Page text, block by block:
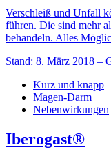
Verschleiß und Unfall
führen. Die sind mehr
behandeln. Alles
Stand: 8. März 2018 –
Kurz und knapp
Magen-Darm
Nebenwirkungen
Iberogast®